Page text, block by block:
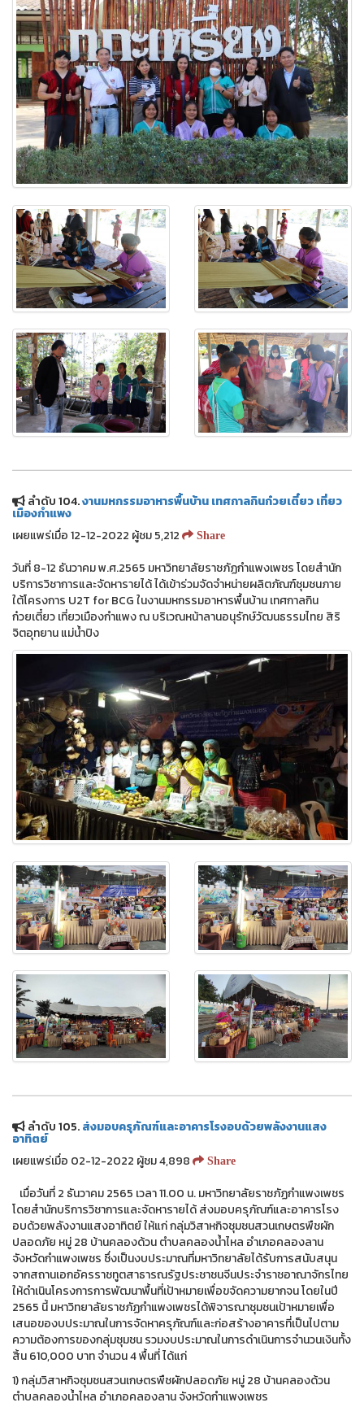
ลำดับ 104.งานมหกรรมอาหารพื้นบ้าน เทศกาลกินก๋วยเตี๋ยว เที่ยว
เมืองกำแพง
เผยแพร่เมื่อ 12-12-2022 ผู้ชม 5,212
Share
วันที่ 8-12 ธันวาคม พ.ศ.2565 มหาวิทยาลัยราชภัฏกำแพงเพชร โดยสำนัก
บริการวิชาการและจัดหารายได้ ได้เข้าร่วมจัดจำหน่ายผลิตภัณฑ์ชุมชนภาย
ใต้โครงการ U2T for BCG ในงานมหกรรมอาหารพื้นบ้าน เทศกาลกิน
ก๋วยเตี๋ยว เที่ยวเมืองกำแพง ณ บริเวณหน้าลานอนุรักษ์วัฒนธรรมไทย สิริ
จิตอุทยาน แม่น้ำปิง
ลำดับ 105.ส่งมอบครุภัณฑ์และอาคารโรงอบด้วยพลังงานแสง
อาทิตย์
เผยแพร่เมื่อ 02-12-2022 ผู้ชม 4,898
Share
เมื่อวันที่ 2 ธันวาคม 2565 เวลา 11.00 น. มหาวิทยาลัยราชภัฏกำแพงเพชร
โดยสำนักบริการวิชาการและจัดหารายได้ ส่งมอบครุภัณฑ์และอาคารโรง
อบด้วยพลังงานแสงอาทิตย์ ให้แก่ กลุ่มวิสาหกิจชุมชนสวนเกษตรพืชผัก
ปลอดภัย หมู่ 28 บ้านคลองด้วน ตำบลคลองน้ำไหล อำเภอคลองลาน
จังหวัดกำแพงเพชร ซึ่งเป็นงบประมาณที่มหาวิทยาลัยได้รับการสนับสนุน
จากสถานเอกอัครราชทูตสาธารณรัฐประชาชนจีนประจำราชอาณาจักรไทย
ให้ดำเนินโครงการการพัฒนาพื้นที่เป้าหมายเพื่อขจัดความยากจน โดยในปี
2565 นี้ มหาวิทยาลัยราชภัฏกำแพงเพชรได้พิจารณาชุมชนเป้าหมายเพื่อ
เสนอของบประมาณในการจัดหาครุภัณฑ์และก่อสร้างอาคารที่เป็นไปตาม
ความต้องการของกลุ่มชุมชน รวมงบประมาณในการดำเนินการจำนวนเงินทั้ง
สิ้น 610,000 บาท จำนวน 4 พื้นที่ ได้แก่
1) กลุ่มวิสาหกิจชุมชนสวนเกษตรพืชผักปลอดภัย หมู่ 28 บ้านคลองด้วน
ตำบลคลองน้ำไหล อำเภอคลองลาน จังหวัดกำแพงเพชร